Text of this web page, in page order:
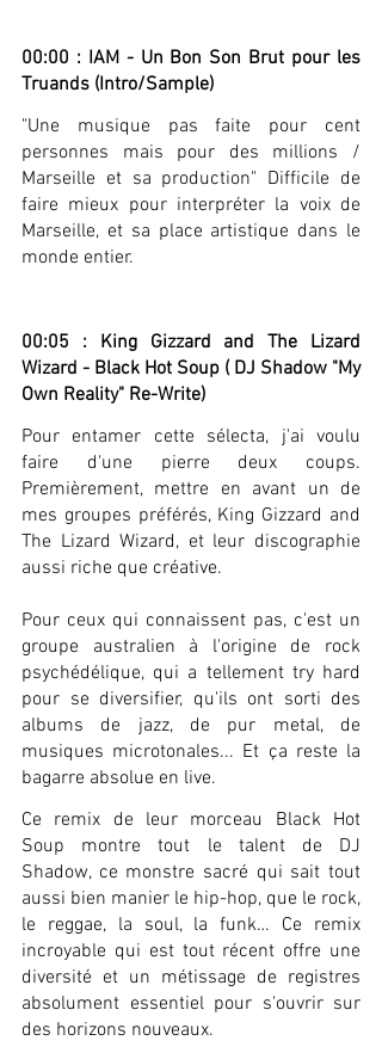
00:00 : IAM - Un Bon Son Brut pour les
Truands (Intro/Sample)
"Une musique pas faite pour cent
personnes mais pour des millions /
Marseille et sa production" Difficile de
faire mieux pour interpréter la voix de
Marseille, et sa place artistique dans le
monde entier.
00:05 : King Gizzard and The Lizard
Wizard - Black Hot Soup ( DJ Shadow "My
Own Reality" Re-Write)
Pour entamer cette sélecta, j'ai voulu
faire d'une pierre deux coups.
Premièrement, mettre en avant un de
mes groupes préférés, King Gizzard and
The Lizard Wizard, et leur discographie
aussi riche que créative.
Pour ceux qui connaissent pas, c'est un
groupe australien à l'origine de rock
psychédélique, qui a tellement try hard
pour se diversifier, qu'ils ont sorti des
albums de jazz, de pur metal, de
musiques microtonales... Et ça reste la
bagarre absolue en live.
Ce remix de leur morceau Black Hot
Soup montre tout le talent de DJ
Shadow, ce monstre sacré qui sait tout
aussi bien manier le hip-hop, que le rock,
le reggae, la soul, la funk… Ce remix
incroyable qui est tout récent offre une
diversité et un métissage de registres
absolument essentiel pour s'ouvrir sur
des horizons nouveaux.